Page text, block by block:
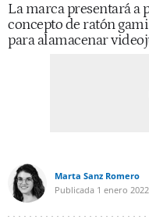
La marca presentará
concepto de ratón
para alamacenar
Marta Sanz Romero
Publicada 1 enero 2022